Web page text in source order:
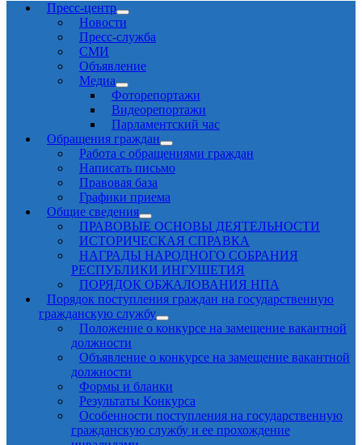
Пресс-центр
Новости
Пресс-служба
СМИ
Объявление
Медиа
Фоторепортажи
Видеорепортажи
Парламентский час
Обращения граждан
Работа с обращениями граждан
Написать письмо
Правовая база
Графики приема
Общие сведения
ПРАВОВЫЕ ОСНОВЫ ДЕЯТЕЛЬНОСТИ
ИСТОРИЧЕСКАЯ СПРАВКА
НАГРАДЫ НАРОДНОГО СОБРАНИЯ
РЕСПУБЛИКИ ИНГУШЕТИЯ
ПОРЯДОК ОБЖАЛОВАНИЯ НПА
Порядок поступления граждан на государственную
гражданскую службу
Положение о конкурсе на замещение вакантной
должности
Объявление о конкурсе на замещение вакантной
должности
Формы и бланки
Результаты Конкурса
Особенности поступления на государственную
гражданскую службу и ее прохождение